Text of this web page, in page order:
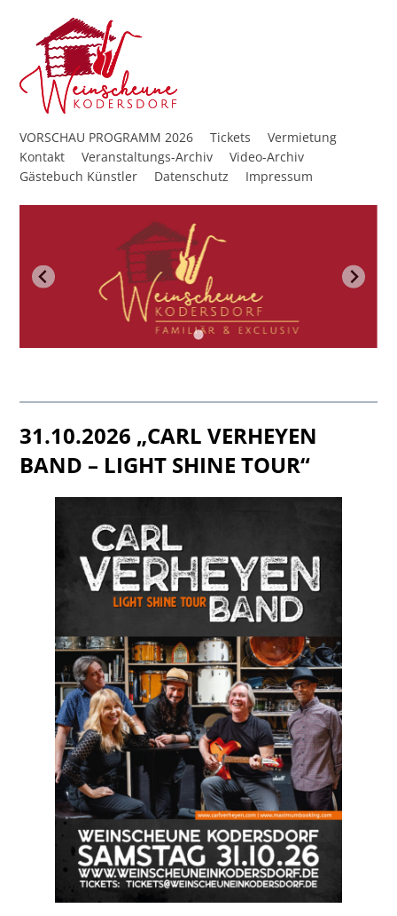
VORSCHAU PROGRAMM 2026 Tickets
Vermietung
Kontakt
Veranstaltungs-Archiv
Video-Archiv
Gästebuch Künstler
Datenschutz Impressum
31.10.2026 „CARL VERHEYEN
BAND – LIGHT SHINE TOUR“